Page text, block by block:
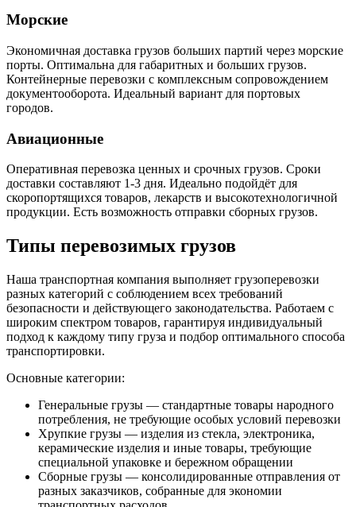
Морские
Экономичная доставка грузов больших партий через морские
порты. Оптимальна для габаритных и больших грузов.
Контейнерные перевозки с комплексным сопровождением
документооборота. Идеальный вариант для портовых
городов.
Авиационные
Оперативная перевозка ценных и срочных грузов. Сроки
доставки составляют 1-3 дня. Идеально подойдёт для
скоропортящихся товаров, лекарств и высокотехнологичной
продукции. Есть возможность отправки сборных грузов.
Типы перевозимых грузов
Наша транспортная компания выполняет грузоперевозки
разных категорий с соблюдением всех требований
безопасности и действующего законодательства. Работаем с
широким спектром товаров, гарантируя индивидуальный
подход к каждому типу груза и подбор оптимального способа
транспортировки.
Основные категории:
Генеральные грузы — стандартные товары народного
потребления, не требующие особых условий перевозки
Хрупкие грузы — изделия из стекла, электроника,
керамические изделия и иные товары, требующие
специальной упаковке и бережном обращении
Сборные грузы — консолидированные отправления от
разных заказчиков, собранные для экономии